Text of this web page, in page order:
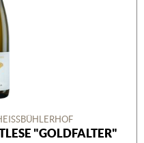
"GOLDFALTER"